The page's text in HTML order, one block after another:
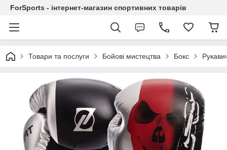
ForSports - інтернет-магазин спортивних товарів
Товари та послуги Бойові мистецтва Бокс